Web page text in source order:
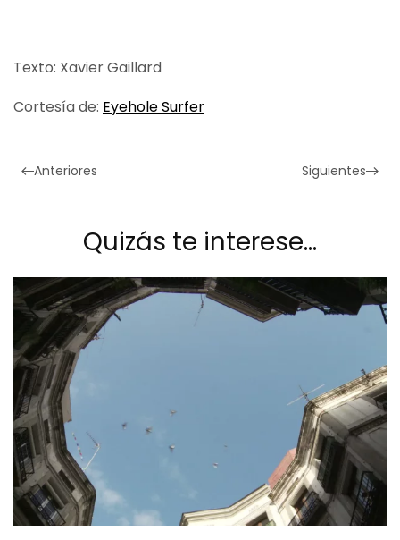
Texto: Xavier Gaillard
Cortesía de: Eyehole Surfer
Anteriores Siguientes
Quizás te interese…